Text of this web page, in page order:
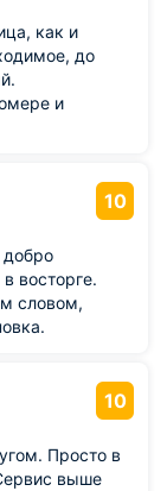
как и
до
и
10
добро
восторге.
словом,
10
Просто в
выше